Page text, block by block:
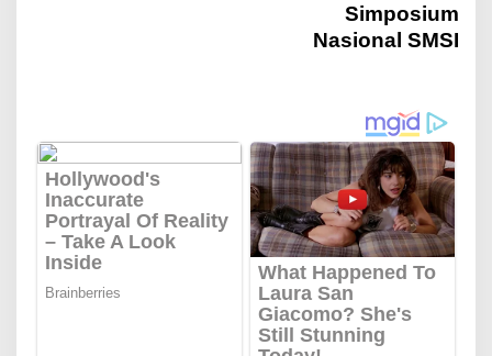
a
s
i
Simposium
Nasional SMSI